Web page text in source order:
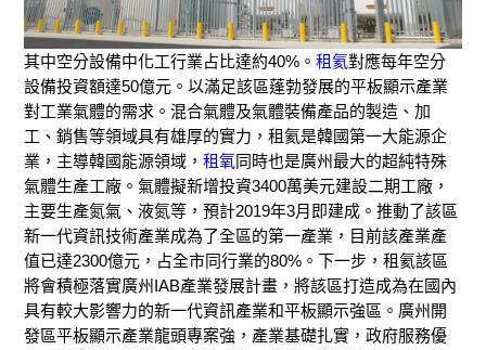
其中空分設備中化工行業占比達約40%。租氦對應每年空分
設備投資額達50億元。以滿足該區蓬勃發展的平板顯示產業
對工業氣體的需求。混合氣體及氣體裝備產品的製造、加
工、銷售等領域具有雄厚的實力，租氦是韓國第一大能源企
業，主導韓國能源領域，租氧同時也是廣州最大的超純特殊
氣體生產工廠。氣體擬新增投資3400萬美元建設二期工廠，
主要生產氮氣、液氮等，預計2019年3月即建成。推動了該區
新一代資訊技術產業成為了全區的第一產業，目前該產業產
值已達2300億元，占全市同行業的80%。下一步，租氦該區
將會積極落實廣州IAB產業發展計畫，將該區打造成為在國內
具有較大影響力的新一代資訊產業和平板顯示強區。廣州開
發區平板顯示產業龍頭專案強，產業基礎扎實，政府服務優